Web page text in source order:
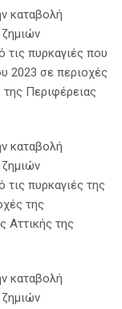
καταβολή
τις πυρκαγιές που
2023 σε περιοχές
Περιφέρειας
καταβολή
πυρκαγιές της
της
Αττικής της
καταβολή